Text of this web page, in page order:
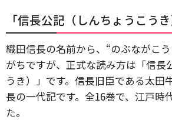
「信長公記（しんちょうこう
織田信長の名前から、“のぶながこ
がちですが、正式な読み方は「信長
うき）」です。信長旧臣である太田
長の一代記です。全16巻で、江戸時
た。